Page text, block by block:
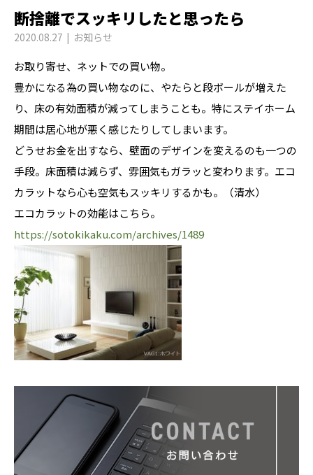
断捨離でスッキリしたと思ったら
2020.08.27 お知らせ
お取り寄せ、ネットでの買い物。
豊かになる為の買い物なのに、やたらと段ボールが増えた
り、床の有効面積が減ってしまうことも。特にステイホーム
期間は居心地が悪く感じたりしてしまいます。
どうせお金を出すなら、壁面のデザインを変えるのも一つの
手段。床面積は減らず、雰囲気もガラッと変わります。エコ
カラットなら心も空気もスッキリするかも。（清水）
エコカラットの効能はこちら。
https://sotokikaku.com/archives/1489